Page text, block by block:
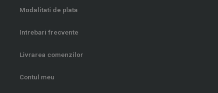
Modalitati de plata
Intrebari frecvente
Livrarea comenzilor
Contul meu